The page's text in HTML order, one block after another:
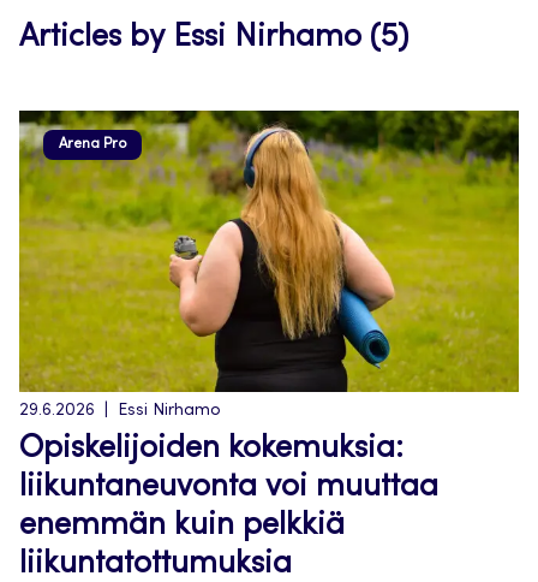
Articles by Essi Nirhamo (5)
Arena Pro
29.6.2026 Essi Nirhamo
Opiskelijoiden kokemuksia:
liikuntaneuvonta voi muuttaa
enemmän kuin pelkkiä
liikuntatottumuksia